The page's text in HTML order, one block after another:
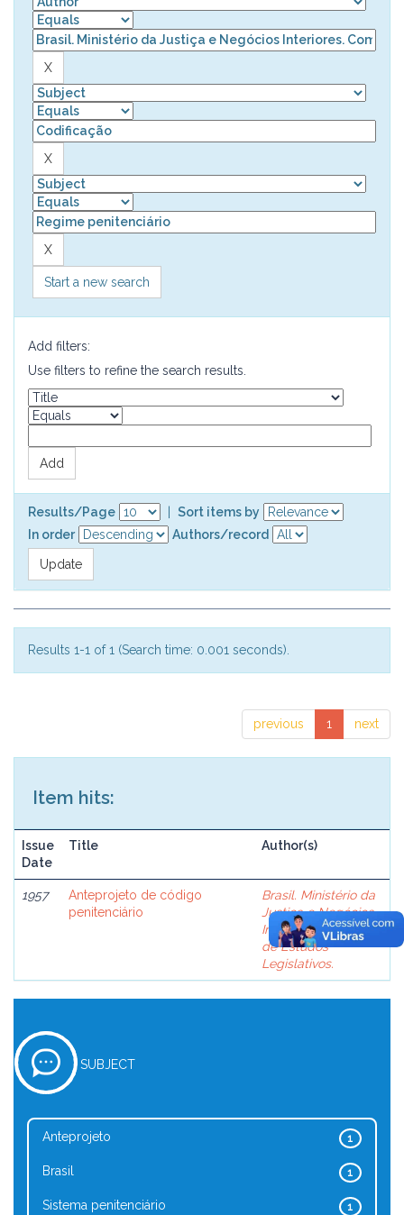
Start a new search
Add filters:
Use filters to refine the search results.
Results/Page
Sort items by
In order
Authors/record
Results 1-1 of 1 (Search time: 0.001 seconds).
previous 1 next
Item hits:
Issue
Date
Title Author(s)
1957
Anteprojeto de código
penitenciário
Brasil. Ministério da
Justiça e Negócios
Interiores. Comissão
de Estudos
Legislativos.
SUBJECT
1
Anteprojeto
1
Brasil
1
Sistema penitenciário